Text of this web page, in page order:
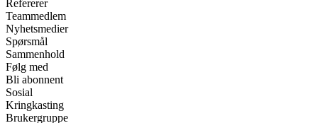
Refererer
Teammedlem
Nyhetsmedier
Spørsmål
Sammenhold
Følg med
Bli abonnent
Sosial
Kringkasting
Brukergruppe